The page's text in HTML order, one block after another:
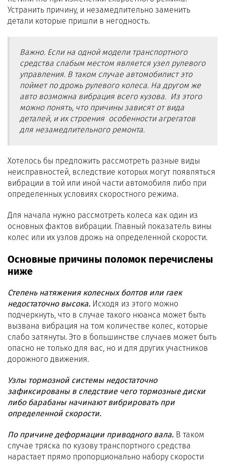
Устранить причину, и незамедлительно заменить
детали которые пришли в негодность.
Важно. Если на одной модели транспортного
средства слабым местом является узел рулевого
управления. В таком случае автомобилист это
поймет по дрожь рулевого колеса. На другом же
авто возможна вибрация всего кузова. Из этого
можно понять, что причины зависят от вида
деталей, и их строения особенности агрегатов
для незамедлительного ремонта.
Хотелось бы предложить рассмотреть разные виды
неисправностей, вследствие которых могут появляться
вибрации в той или иной части автомобиля либо при
определенных условиях скоростного режима.
Для начала нужно рассмотреть колеса как один из
основных фактов вибрации. Главный показатель вины
колес или их узлов дрожь на определенной скорости.
Основные причины поломок перечислены
ниже
Степень натяжения колесных болтов или гаек
недостаточно высока. Исходя из этого можно
подчеркнуть, что в случае такого нюанса может быть
вызвана вибрация на том количестве колес, которые
слабо затянуты. Это в большинстве случаев может быть
опасно не только для вас, но и для других участников
дорожного движения.
Узлы тормозной системы недостаточно
зафиксированы в следствие чего тормозные диски
либо барабаны начинают вибрировать при
определенной скорости.
По причине деформации приводного вала. В таком
случае тряска по кузову транспортного средства
нарастает прямо пропорционально набору скорости